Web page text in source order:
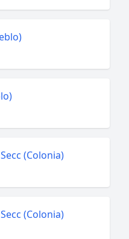
(Colonia)
(Colonia)